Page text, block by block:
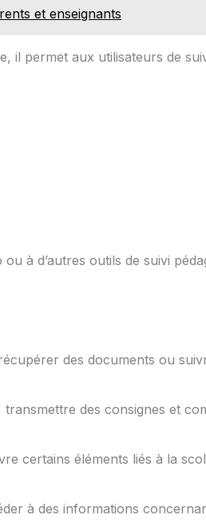
et enseignants
il permet aux utilisateurs de
à d’autres outils de suivi
des documents ou
des consignes et
certains éléments liés à la
à des informations